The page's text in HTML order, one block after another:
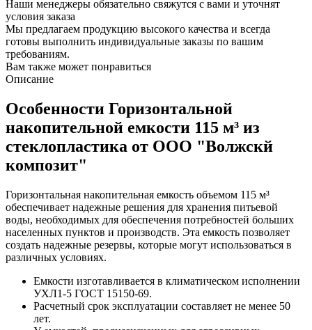
Наши менеджеры обязательно свяжутся с вами и уточнят
условия заказа
Мы предлагаем продукцию высокого качества и всегда
готовы выполнить индивидуальные заказы по вашим
требованиям.
Вам также может понравиться
Описание
Особенности Горизонтальной
накопительной емкости 115 м³ из
стеклопластика от ООО "Волжскй
композит"
Горизонтальная накопительная емкость объемом 115 м³
обеспечивает надежные решения для хранения питьевой
воды, необходимых для обеспечения потребностей больших
населенных пунктов и производств. Эта емкость позволяет
создать надежные резервы, которые могут использоваться в
различных условиях.
Емкости изготавливается в климатическом исполнении
УХЛ1-5 ГОСТ 15150-69.
Расчетный срок эксплуатации составляет не менее 50
лет.